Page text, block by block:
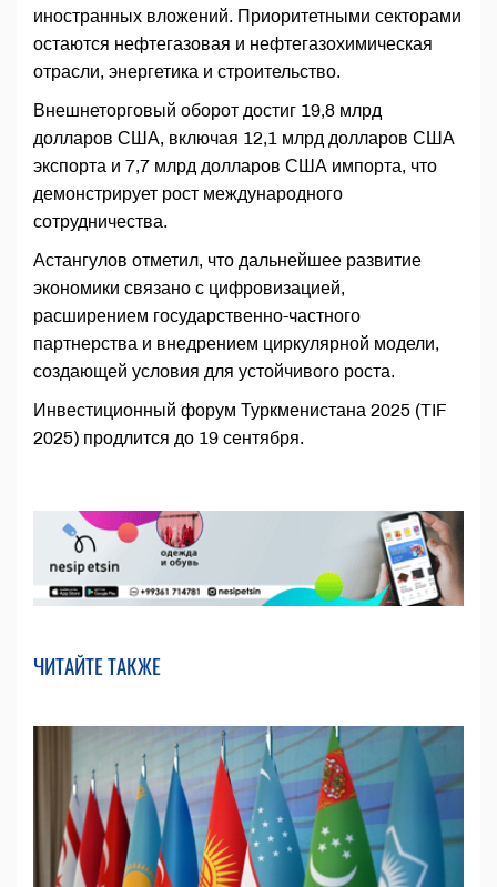
иностранных вложений. Приоритетными секторами
остаются нефтегазовая и нефтегазохимическая
отрасли, энергетика и строительство.
Внешнеторговый оборот достиг 19,8 млрд
долларов США, включая 12,1 млрд долларов США
экспорта и 7,7 млрд долларов США импорта, что
демонстрирует рост международного
сотрудничества.
Астангулов отметил, что дальнейшее развитие
экономики связано с цифровизацией,
расширением государственно-частного
партнерства и внедрением циркулярной модели,
создающей условия для устойчивого роста.
Инвестиционный форум Туркменистана 2025 (TIF
2025) продлится до 19 сентября.
ЧИТАЙТЕ ТАКЖЕ